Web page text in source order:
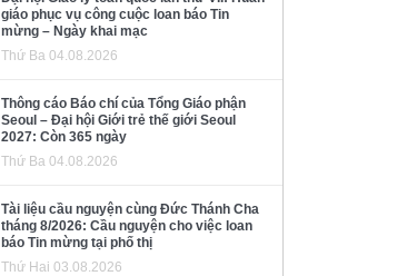
giáo phục vụ công cuộc loan báo Tin
mừng – Ngày khai mạc
Thứ Ba 04.08.2026
Thông cáo Báo chí của Tổng Giáo phận
Seoul – Đại hội Giới trẻ thế giới Seoul
2027: Còn 365 ngày
Thứ Ba 04.08.2026
Tài liệu cầu nguyện cùng Đức Thánh Cha
tháng 8/2026: Cầu nguyện cho việc loan
báo Tin mừng tại phố thị
Thứ Hai 03.08.2026